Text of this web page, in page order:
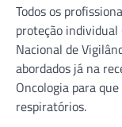
Todos os
proteção individual
Nacional de
abordados já na
Oncologia para
respiratórios.